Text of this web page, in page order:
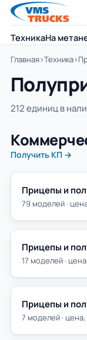
ТехникаНа
Главная›Техника›
212 единиц в
Получить КП →
Прицепы и
79 моделей ·
Прицепы и
17 моделей ·
Прицепы и
7 моделей ·